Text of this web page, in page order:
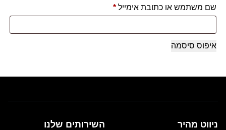
שם משתמש או כתובת אימייל *
איפוס סיסמה
ניווט מהיר השירותים שלנו